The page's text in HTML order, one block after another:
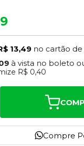
13,49 no cartão
à vista no boleto
R$ 0,40
Compre